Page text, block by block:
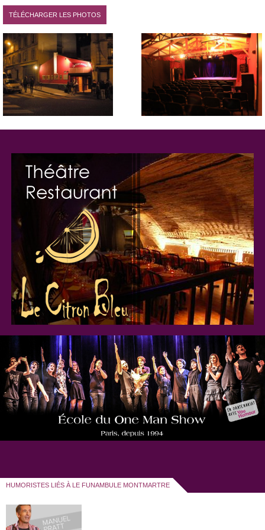
Pour tous :
Manuel PRATT dans Best Off : du 04/01 au 29/02
en scène)
Manuel PRATT dans Love Me Tender : du 05/01 au 01/03
(Humour)
Entrée Plat Dessert : du 01/01 au 02/04(Comédie
dramatique)
Zygomar et le gâteau enchanté : du 01/01 au 30/03
TÉLÉCHARGER LES PHOTOS
HUMORISTES LIÉS À LE FUNAMBULE MONTMARTRE